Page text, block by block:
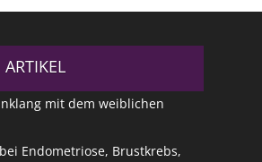
ARTIKEL
mit dem weiblichen
Endometriose, Brustkrebs,